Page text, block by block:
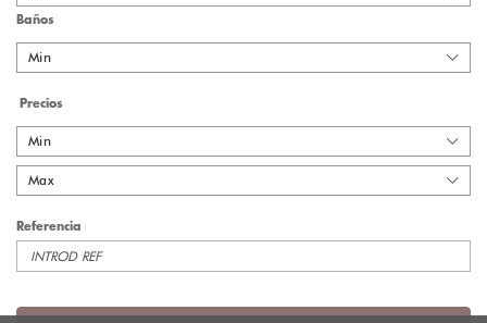
Baños
Min
Precios
Min
Max
Referencia